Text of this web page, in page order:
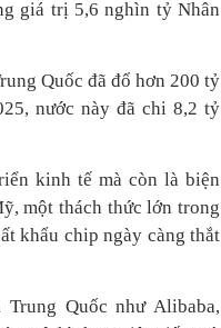
giá trị 5,6 nghìn tỷ Nhân
Quốc đã đổ hơn 200 tỷ
nước này đã chi 8,2 tỷ
kinh tế mà còn là biện
một thách thức lớn trong
khẩu chip ngày càng thắt
Quốc như Alibaba,